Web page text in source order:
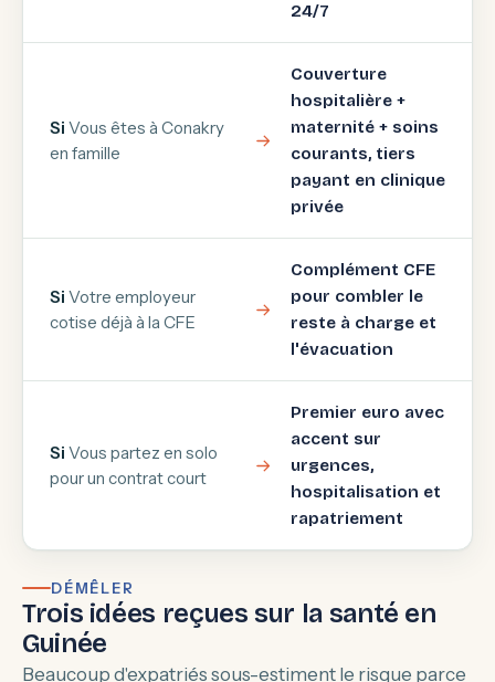
24/7
Si Vous êtes à Conakry
en famille
Couverture
hospitalière +
maternité + soins
courants, tiers
payant en clinique
privée
Si Votre employeur
cotise déjà à la CFE
Complément CFE
pour combler le
reste à charge et
l'évacuation
Si Vous partez en solo
pour un contrat court
Premier euro avec
accent sur
urgences,
hospitalisation et
rapatriement
DÉMÊLER
Trois idées reçues sur la santé en
Guinée
Beaucoup d'expatriés sous-estiment le risque parce